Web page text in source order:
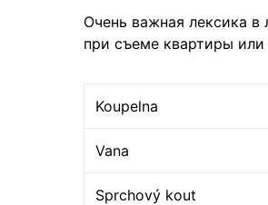
Очень важная лексика в
при съеме квартиры
Koupelna
Vana
Sprchový kout